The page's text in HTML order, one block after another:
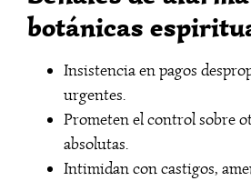
botánicas
Insistencia en pagos
urgentes.
Prometen el control sobre
absolutas.
Intimidan con castigos,